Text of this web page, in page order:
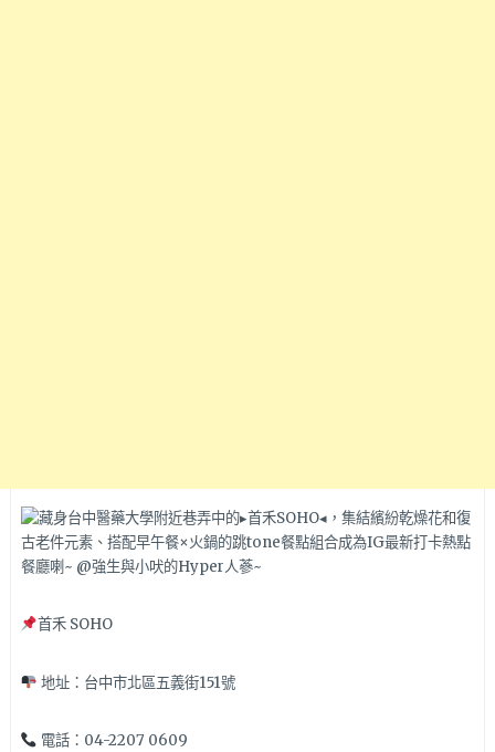
首禾 SOHO
地址：台中市北區五義街151號
電話：04-2207 0609